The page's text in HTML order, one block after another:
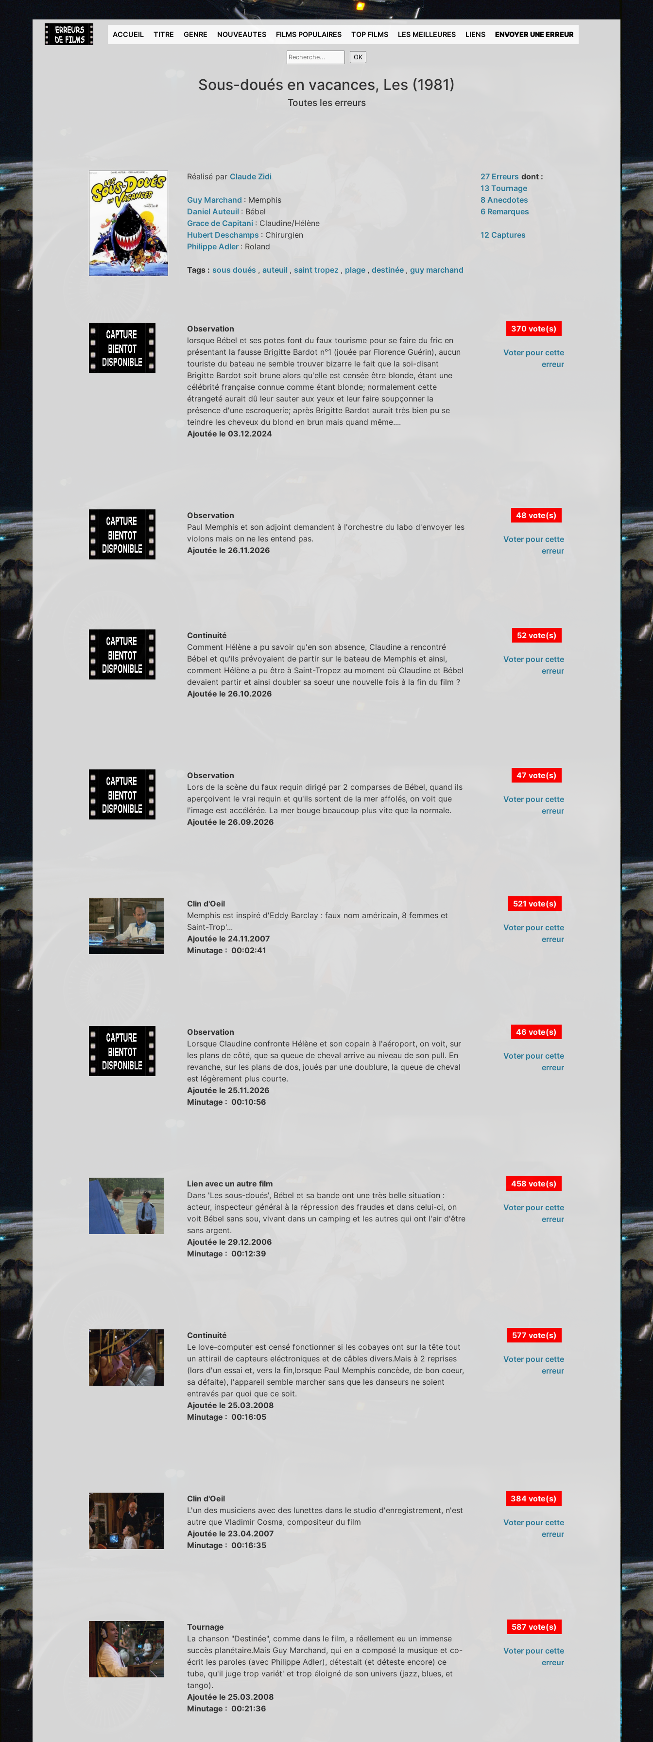
ACCUEIL TITRE GENRE NOUVEAUTES FILMS POPULAIRES TOP FILMS LES MEILLEURES LIENS ENVOYER UNE ERREUR
Sous-doués en vacances, Les (1981)
Toutes les erreurs
Réalisé par Claude Zidi
Guy Marchand : Memphis
Daniel Auteuil : Bébel
Grace de Capitani : Claudine/Hélène
Hubert Deschamps : Chirurgien
Philippe Adler : Roland
Tags : sous doués , auteuil , saint tropez , plage , destinée , guy marchand
27 Erreurs dont :
13 Tournage
8 Anecdotes
6 Remarques
12 Captures
Observation
lorsque Bébel et ses potes font du faux tourisme pour se faire du fric en
présentant la fausse Brigitte Bardot n°1 (jouée par Florence Guérin), aucun
touriste du bateau ne semble trouver bizarre le fait que la soi-disant
Brigitte Bardot soit brune alors qu'elle est censée être blonde, étant une
célébrité française connue comme étant blonde; normalement cette
étrangeté aurait dû leur sauter aux yeux et leur faire soupçonner la
présence d'une escroquerie; après Brigitte Bardot aurait très bien pu se
teindre les cheveux du blond en brun mais quand même....
Ajoutée le 03.12.2024
370 vote(s)
Voter pour cette
erreur
Observation
Paul Memphis et son adjoint demandent à l'orchestre du labo d'envoyer les
violons mais on ne les entend pas.
Ajoutée le 26.11.2026
48 vote(s)
Voter pour cette
erreur
Continuité
Comment Hélène a pu savoir qu'en son absence, Claudine a rencontré
Bébel et qu'ils prévoyaient de partir sur le bateau de Memphis et ainsi,
comment Hélène a pu être à Saint-Tropez au moment où Claudine et Bébel
devaient partir et ainsi doubler sa soeur une nouvelle fois à la fin du film ?
Ajoutée le 26.10.2026
52 vote(s)
Voter pour cette
erreur
Observation
Lors de la scène du faux requin dirigé par 2 comparses de Bébel, quand ils
aperçoivent le vrai requin et qu'ils sortent de la mer affolés, on voit que
l'image est accélérée. La mer bouge beaucoup plus vite que la normale.
Ajoutée le 26.09.2026
47 vote(s)
Voter pour cette
erreur
Clin d'Oeil
Memphis est inspiré d'Eddy Barclay : faux nom américain, 8 femmes et
Saint-Trop'...
Ajoutée le 24.11.2007
Minutage : 00:02:41
521 vote(s)
Voter pour cette
erreur
Observation
Lorsque Claudine confronte Hélène et son copain à l'aéroport, on voit, sur
les plans de côté, que sa queue de cheval arrive au niveau de son pull. En
revanche, sur les plans de dos, joués par une doublure, la queue de cheval
est légèrement plus courte.
Ajoutée le 25.11.2026
Minutage : 00:10:56
46 vote(s)
Voter pour cette
erreur
Lien avec un autre film
Dans 'Les sous-doués', Bébel et sa bande ont une très belle situation :
acteur, inspecteur général à la répression des fraudes et dans celui-ci, on
voit Bébel sans sou, vivant dans un camping et les autres qui ont l'air d'être
sans argent.
Ajoutée le 29.12.2006
Minutage : 00:12:39
458 vote(s)
Voter pour cette
erreur
Continuité
Le love-computer est censé fonctionner si les cobayes ont sur la tête tout
un attirail de capteurs eléctroniques et de câbles divers.Mais à 2 reprises
(lors d'un essai et, vers la fin,lorsque Paul Memphis concède, de bon coeur,
sa défaite), l'appareil semble marcher sans que les danseurs ne soient
entravés par quoi que ce soit.
Ajoutée le 25.03.2008
Minutage : 00:16:05
577 vote(s)
Voter pour cette
erreur
Clin d'Oeil
L'un des musiciens avec des lunettes dans le studio d'enregistrement, n'est
autre que Vladimir Cosma, compositeur du film
Ajoutée le 23.04.2007
Minutage : 00:16:35
384 vote(s)
Voter pour cette
erreur
Tournage
La chanson "Destinée", comme dans le film, a réellement eu un immense
succès planétaire.Mais Guy Marchand, qui en a composé la musique et co-
écrit les paroles (avec Philippe Adler), détestait (et déteste encore) ce
tube, qu'il juge trop variét' et trop éloigné de son univers (jazz, blues, et
tango).
Ajoutée le 25.03.2008
Minutage : 00:21:36
587 vote(s)
Voter pour cette
erreur